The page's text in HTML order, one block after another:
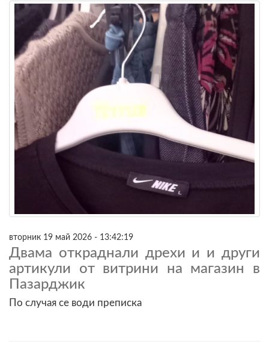
вторник 19 май 2026 - 13:42:19
Двама откраднали дрехи и и други
артикули от витрини на магазин в
Пазарджик
По случая се води преписка